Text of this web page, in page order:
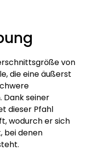
von
die eine äußerst
Dank seiner
dieser Pfahl
wodurch er sich
bei denen